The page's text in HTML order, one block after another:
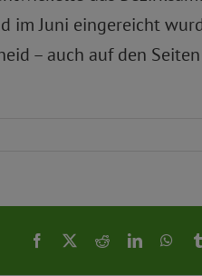
im Juni eingereicht
– auch auf den
Facebook RedditLinkedIn